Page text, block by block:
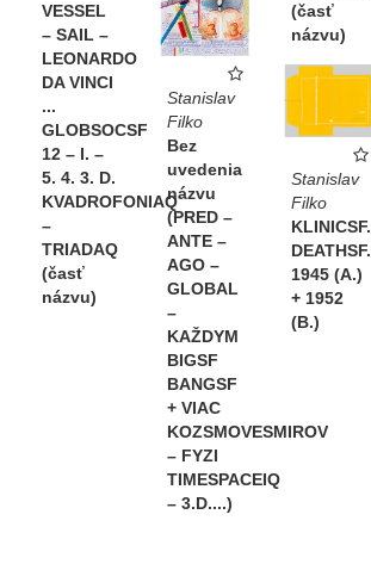
(časť
názvu)
VESSEL
– SAIL –
LEONARDO
DA VINCI
...
GLOBSOCSF
12 – I. –
5. 4. 3. D.
KVADROFONIAQ
–
TRIADAQ
(časť
názvu)
Stanislav
Filko
Bez
uvedenia
názvu
(PRED –
ANTE –
AGO –
GLOBAL
–
KAŽDYM
BIGSF
BANGSF
+ VIAC
KOZSMOVESMIROV
– FYZI
TIMESPACEIQ
– 3.D....)
Stanislav
Filko
KLINICSF.
DEATHSF.
1945 (A.)
+ 1952
(B.)